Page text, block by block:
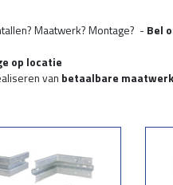
Maatwerk? Montage? - Bel
op locatie
van betaalbare
tot realisatie van
gebouwen